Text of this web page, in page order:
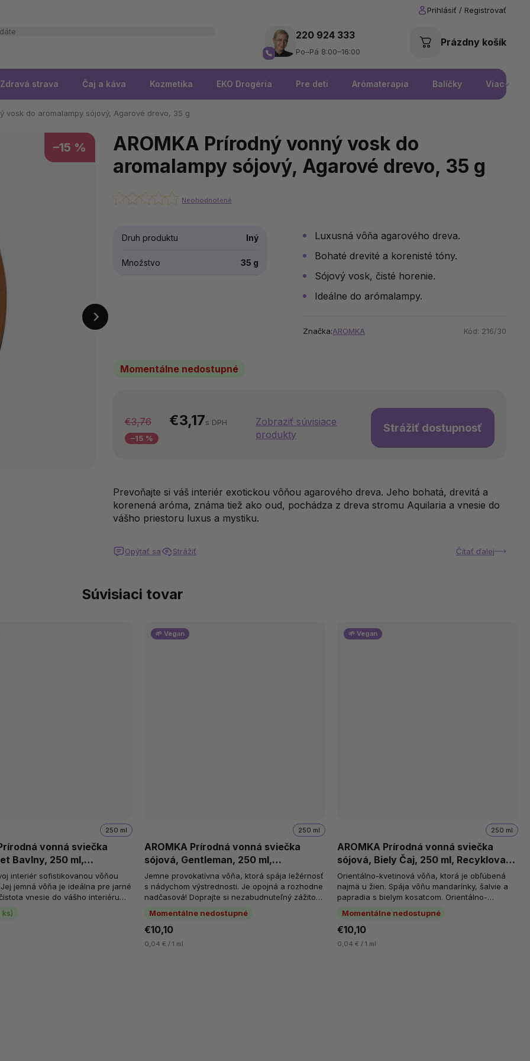
Prázdny košík
220 924 333
Po–Pá 8:00–16:00
Zdravá strava Čaj a káva Kozmetika EKO Drogéria Pre deti Arómaterapia Balíčky Viac
vosk do aromalampy sójový, Agarové drevo, 35 g
–15 %
AROMKA Prírodný vonný vosk do
aromalampy sójový, Agarové drevo, 35 g
€3,76
–15 %
€3,17s DPH
Zobraziť súvisiace
produkty
Strážiť dostupnosť
Prevoňajte si váš interiér exotickou vôňou agarového dreva. Jeho bohatá, drevitá a
korenená aróma, známa tiež ako oud, pochádza z dreva stromu Aquilaria a vnesie do
vášho priestoru luxus a mystiku.
Čítať ďalej
Opýtať sa Strážiť
Luxusná vôňa agarového dreva.
Bohaté drevité a korenisté tóny.
Sójový vosk, čisté horenie.
Ideálne do arómalampy.
Značka:AROMKA Kód: 216/30
Neohodnotené
Druh produktu Iný
Množstvo 35 g
Momentálne nedostupné
Súvisiaci tovar
vonná sviečka
Bavlny, 250 ml,
sklo
ks)
250 ml
interiér sofistikovanou vôňou
jemná vôňa je ideálna pre jarné
vnesie do vášho interiéru
Jemná vôňa čistej...
🌱 Vegan
AROMKA Prírodná vonná sviečka
sójová, Gentleman, 250 ml,
Recyklované sklo
Momentálne nedostupné
250 ml
€10,10
0,04 € / 1 ml
Jemne provokatívna vôňa, ktorá spája ležérnosť
s nádychom výstrednosti. Je opojná a rozhodne
nadčasová! Doprajte si nezabudnuteľný zážitok
🌱 Vegan
AROMKA Prírodná vonná sviečka
sójová, Biely Čaj, 250 ml, Recyklované
sklo
Momentálne nedostupné
250 ml
€10,10
0,04 € / 1 ml
Orientálno-kvetinová vôňa, ktorá je obľúbená
najmä u žien. Spája vôňu mandarínky, šalvie a
papradia s bielym kosatcom. Orientálno-